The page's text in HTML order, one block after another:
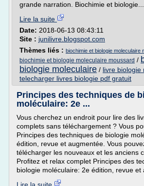
grande narration. Biochimie et biologie...
Lire la suite
Date: 2018-06-13 08:43:11
Site : junilivre.blogspot.com
Thèmes liés : biochimie et biologie moleculaire
biochimie et biologie moleculaire moussard /
biologie moleculaire / livre biologie
telecharger livres biologie pdf gratuit
Principes des techniques de
moléculaire: 2e ...
Vous cherchez un endroit pour lire des
complets sans téléchargement ? Vous
Principes des techniques de biologie
édition, revue et augmentée. Vous
télécharger les nouveaux et les anciens
Profitez et relax complet Principes des
biologie moléculaire: 2e édition, revue et